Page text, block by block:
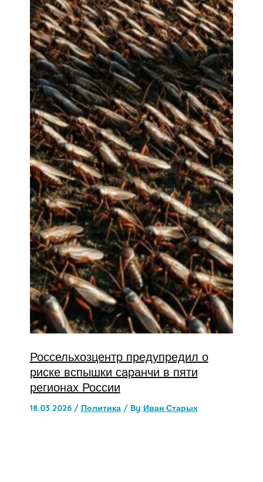
Россельхозцентр предупредил о
риске вспышки саранчи в пяти
регионах России
18.03.2026 / Политика/ By Иван Старых